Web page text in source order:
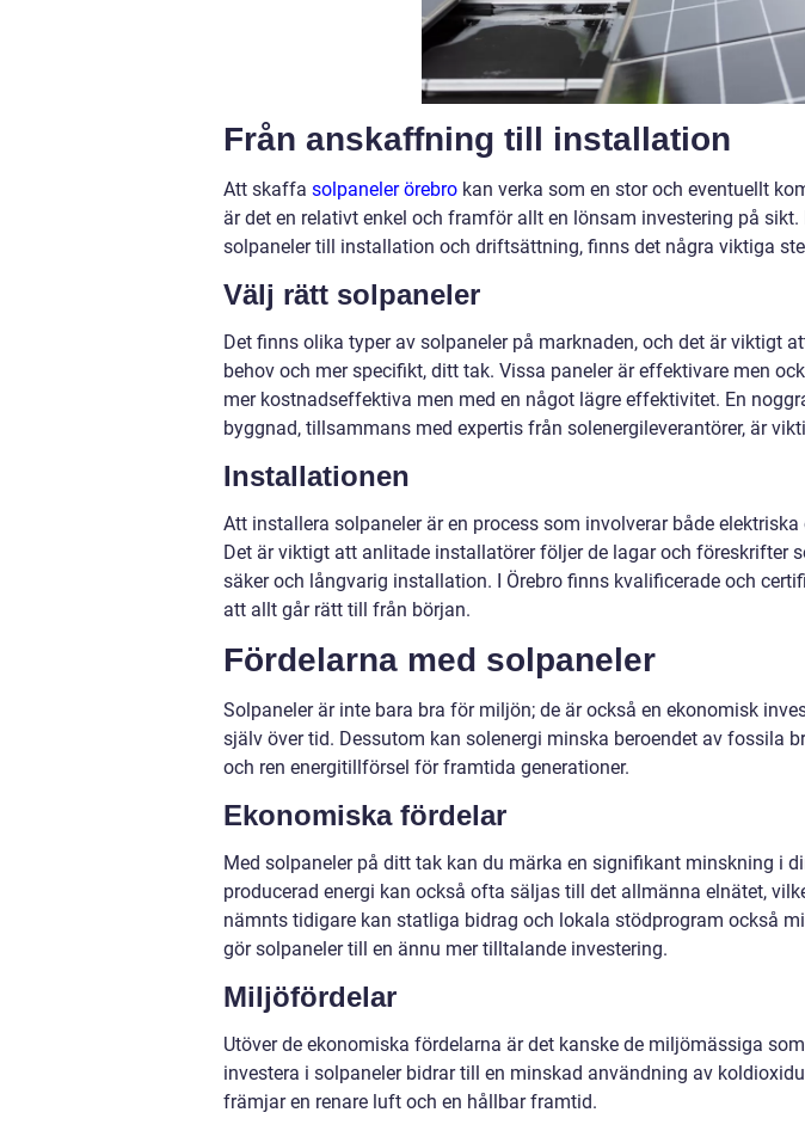
Från anskaffning till installation
Att skaffa solpaneler örebro kan verka som en stor och eventuellt
är det en relativt enkel och framför allt en lönsam investering på
solpaneler till installation och driftsättning, finns det några viktiga
Välj rätt solpaneler
Det finns olika typer av solpaneler på marknaden, och det är viktigt
behov och mer specifikt, ditt tak. Vissa paneler är effektivare men
mer kostnadseffektiva men med en något lägre effektivitet. En
byggnad, tillsammans med expertis från solenergileverantörer, är
Installationen
Att installera solpaneler är en process som involverar både
Det är viktigt att anlitade installatörer följer de lagar och föreskrifter
säker och långvarig installation. I Örebro finns kvalificerade och
att allt går rätt till från början.
Fördelarna med solpaneler
Solpaneler är inte bara bra för miljön; de är också en ekonomisk
själv över tid. Dessutom kan solenergi minska beroendet av fossila
och ren energitillförsel för framtida generationer.
Ekonomiska fördelar
Med solpaneler på ditt tak kan du märka en signifikant minskning i
producerad energi kan också ofta säljas till det allmänna elnätet,
nämnts tidigare kan statliga bidrag och lokala stödprogram också
gör solpaneler till en ännu mer tilltalande investering.
Miljöfördelar
Utöver de ekonomiska fördelarna är det kanske de miljömässiga
investera i solpaneler bidrar till en minskad användning av
främjar en renare luft och en hållbar framtid.